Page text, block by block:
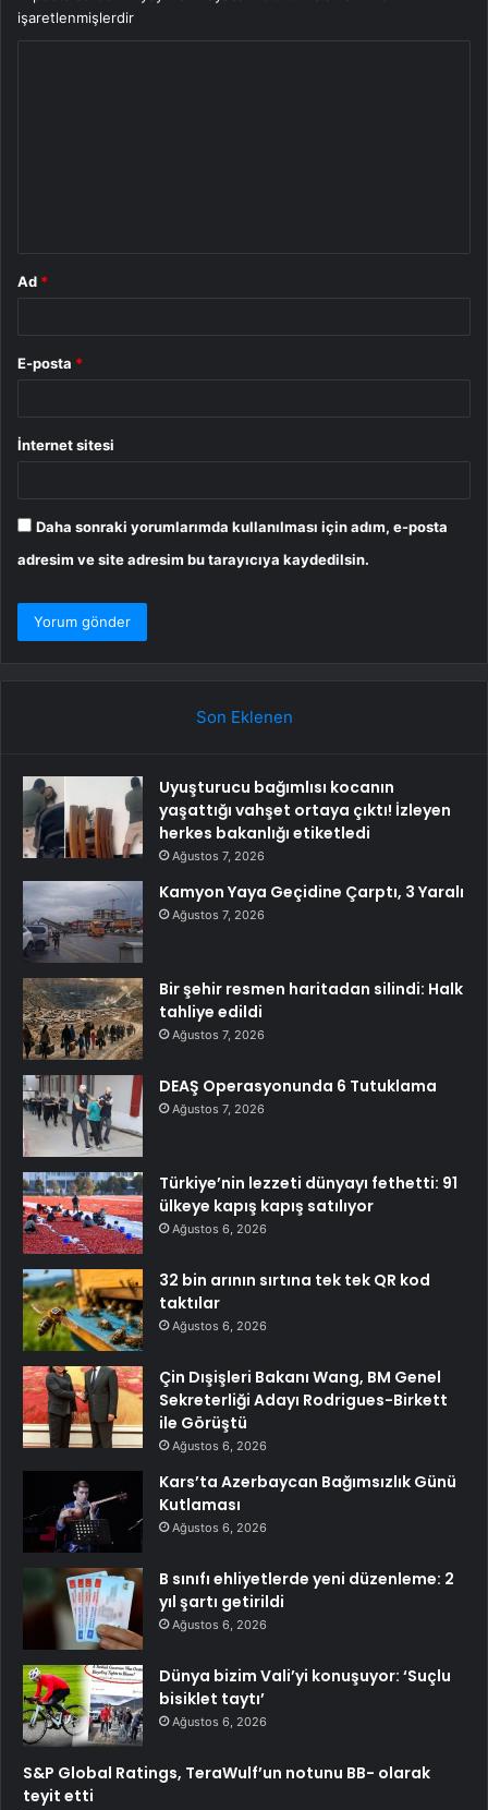
işaretlenmişlerdir
Ad *
E-posta *
İnternet sitesi
Daha sonraki yorumlarımda kullanılması için adım, e-posta
adresim ve site adresim bu tarayıcıya kaydedilsin.
Son Eklenen
Uyuşturucu bağımlısı kocanın
yaşattığı vahşet ortaya çıktı! İzleyen
herkes bakanlığı etiketledi
Ağustos 7, 2026
Kamyon Yaya Geçidine Çarptı, 3 Yaralı
Ağustos 7, 2026
Bir şehir resmen haritadan silindi: Halk
tahliye edildi
Ağustos 7, 2026
DEAŞ Operasyonunda 6 Tutuklama
Ağustos 7, 2026
Türkiye’nin lezzeti dünyayı fethetti: 91
ülkeye kapış kapış satılıyor
Ağustos 6, 2026
32 bin arının sırtına tek tek QR kod
taktılar
Ağustos 6, 2026
Çin Dışişleri Bakanı Wang, BM Genel
Sekreterliği Adayı Rodrigues-Birkett
ile Görüştü
Ağustos 6, 2026
Kars’ta Azerbaycan Bağımsızlık Günü
Kutlaması
Ağustos 6, 2026
B sınıfı ehliyetlerde yeni düzenleme: 2
yıl şartı getirildi
Ağustos 6, 2026
Dünya bizim Vali’yi konuşuyor: ‘Suçlu
bisiklet taytı’
Ağustos 6, 2026
S&P Global Ratings, TeraWulf’un notunu BB- olarak
teyit etti